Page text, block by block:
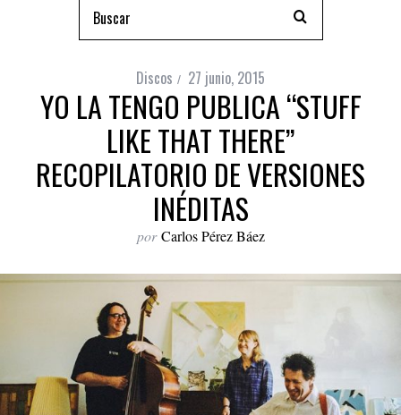
Discos 27 junio, 2015
YO LA TENGO PUBLICA “STUFF
LIKE THAT THERE”
RECOPILATORIO DE VERSIONES
INÉDITAS
por Carlos Pérez Báez